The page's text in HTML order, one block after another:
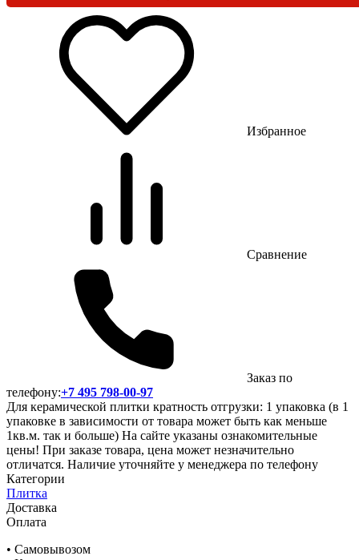
Избранное
Сравнение
Заказ по
телефону:+7 495 798-00-97
Для керамической плитки кратность отгрузки: 1 упаковка (в 1
упаковке в зависимости от товара может быть как меньше
1кв.м. так и больше) На сайте указаны ознакомительные
цены! При заказе товара, цена может незначительно
отличатся. Наличие уточняйте у менеджера по телефону
Категории
Плитка
Доставка
Оплата
• Самовывозом